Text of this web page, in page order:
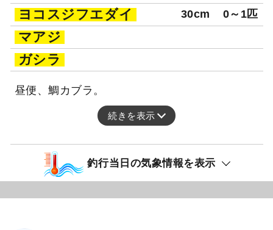
ヨコスジフエダイ 30cm 0～1匹
マアジ
ガシラ
昼便、鯛カブラ。
続きを表示
釣行当日の気象情報を表示